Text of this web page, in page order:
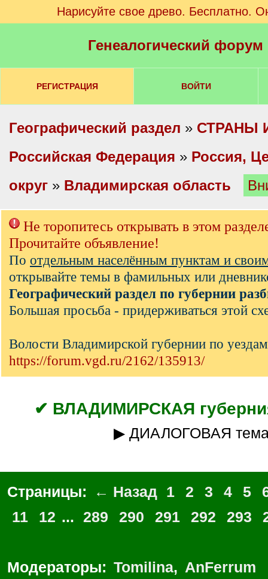
Нарисуйте свое древо. Бесплатно.
Генеалогический
РЕГИСТРАЦИЯ ВОЙТИ
Географический раздел » СТРАНЫ
Российская Федерация » Россия,
округ » Владимирская область
Не торопитесь открывать в этом
Прочитайте объявление!
По отдельным населённым пунктам и
открывайте темы в фамильных или
Географический раздел по губернии
Большая просьба - придерживаться этой
Волости Владимирской губернии по
https://forum.vgd.ru/2162/135913/
✔ ВЛАДИМИРСКАЯ
▶ ДИАЛОГОВАЯ
Страницы: ← Назад 1 2 3 4 5
11
12 ... 289 290 291 292 293
Модераторы: Tomilina, AnFerrum